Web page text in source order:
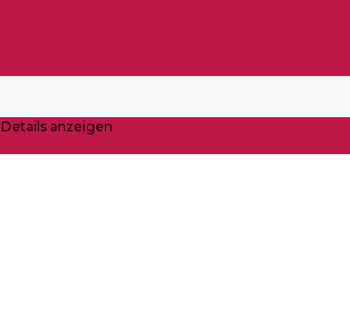
Details anzeigen